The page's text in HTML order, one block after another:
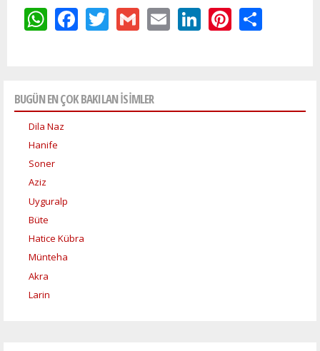
WhatsApp
Facebook
Twitter
GmailEmailLinkedIn
BUGÜN EN ÇOK BAKILAN İSİMLER
Dila Naz
Hanife
Soner
Aziz
Uyguralp
Büte
Hatice Kübra
Münteha
Akra
Larin